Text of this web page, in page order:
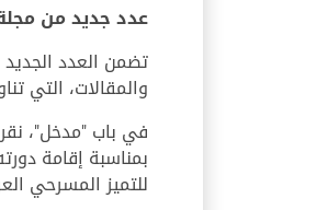
عدد جديد من
تضمن العدد
والمقالات، التي
في باب "مدخل"،
للتميز المسرحي